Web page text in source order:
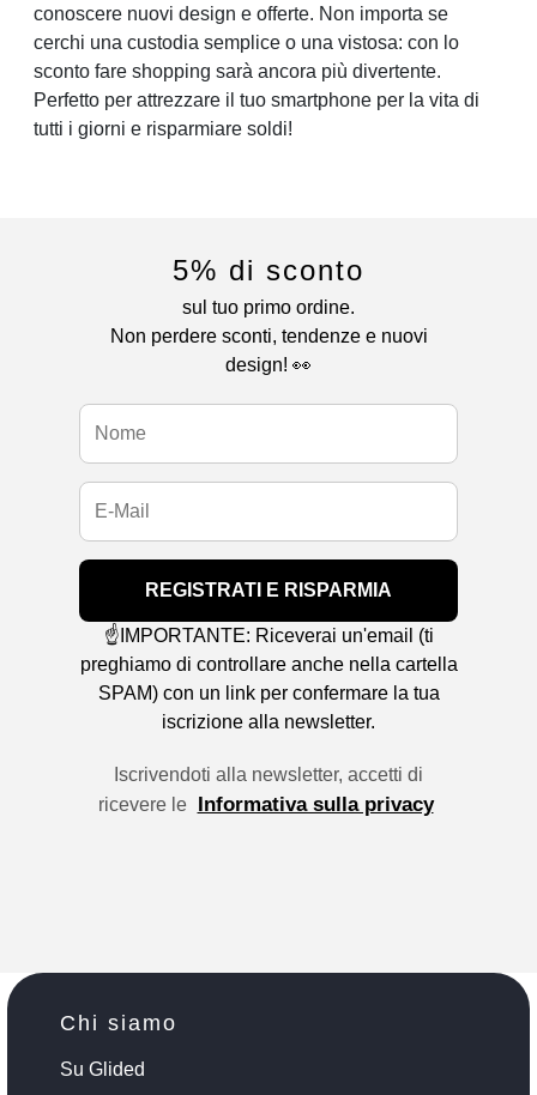
conoscere nuovi design e offerte. Non importa se
cerchi una custodia semplice o una vistosa: con lo
sconto fare shopping sarà ancora più divertente.
Perfetto per attrezzare il tuo smartphone per la vita di
tutti i giorni e risparmiare soldi!
5% di sconto
sul tuo primo ordine.
Non perdere sconti, tendenze e nuovi
design! 👀
REGISTRATI E RISPARMIA
☝️IMPORTANTE: Riceverai un'email (ti
preghiamo di controllare anche nella cartella
SPAM) con un link per confermare la tua
iscrizione alla newsletter.
Iscrivendoti alla newsletter, accetti di
ricevere le Informativa sulla privacy
Chi siamo
Su Glided